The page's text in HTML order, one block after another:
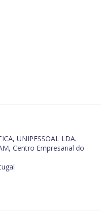
UNIPESSOAL LDA.
Centro Empresarial do